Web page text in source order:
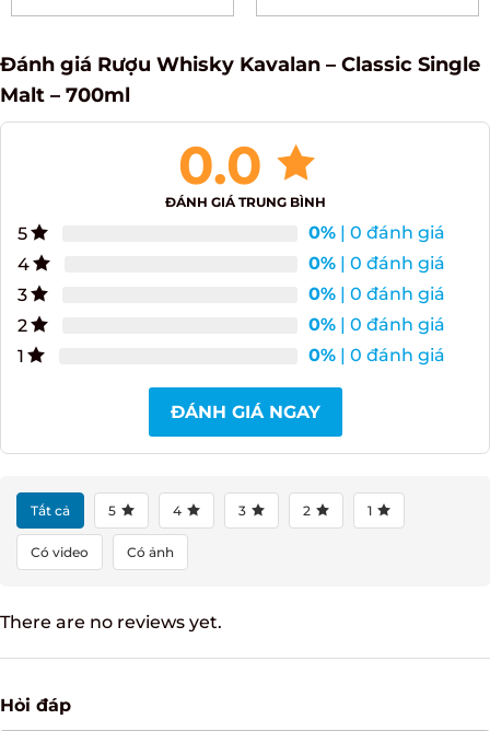
of 5
Đánh giá Rượu Whisky Kavalan – Classic
Single Malt – 700ml
0.0
ĐÁNH GIÁ TRUNG BÌNH
5 0%| 0 đánh giá
4
0%| 0 đánh giá
3
0%| 0 đánh giá
2
0%| 0 đánh giá
1
0%| 0 đánh giá
ĐÁNH GIÁ NGAY
There are no reviews yet.
Hỏi đáp